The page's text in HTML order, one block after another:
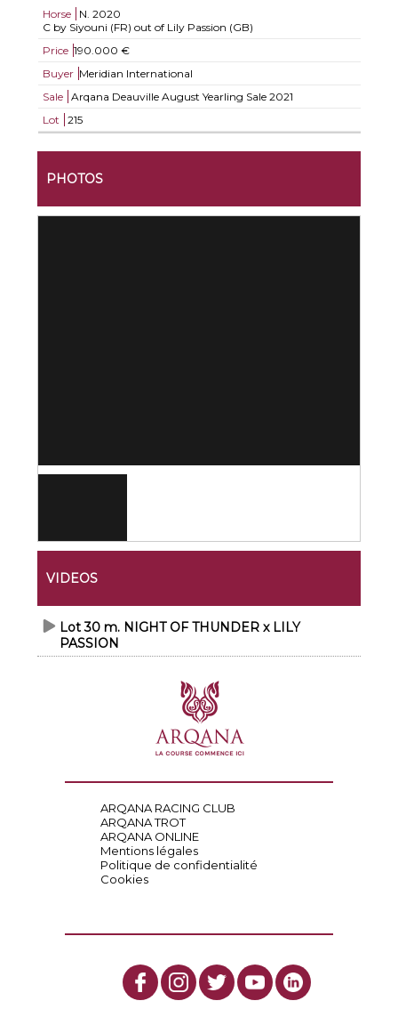
Horse N. 2020
C by Siyouni (FR) out of Lily Passion (GB)
Price 190.000 €
Buyer Meridian International
Sale
Arqana Deauville August Yearling Sale 2021
Lot
215
PHOTOS
VIDEOS
Lot 30 m. NIGHT OF THUNDER x LILY
PASSION
ARQANA RACING CLUB
ARQANA TROT
ARQANA ONLINE
Mentions légales
Politique de confidentialité
Cookies